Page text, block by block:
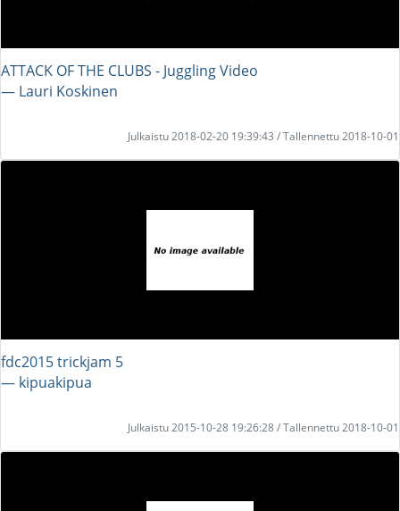
ATTACK OF THE CLUBS - Juggling Video
― Lauri Koskinen
Julkaistu 2018-02-20 19:39:43 / Tallennettu 2018-10-01
fdc2015 trickjam 5
― kipuakipua
Julkaistu 2015-10-28 19:26:28 / Tallennettu 2018-10-01